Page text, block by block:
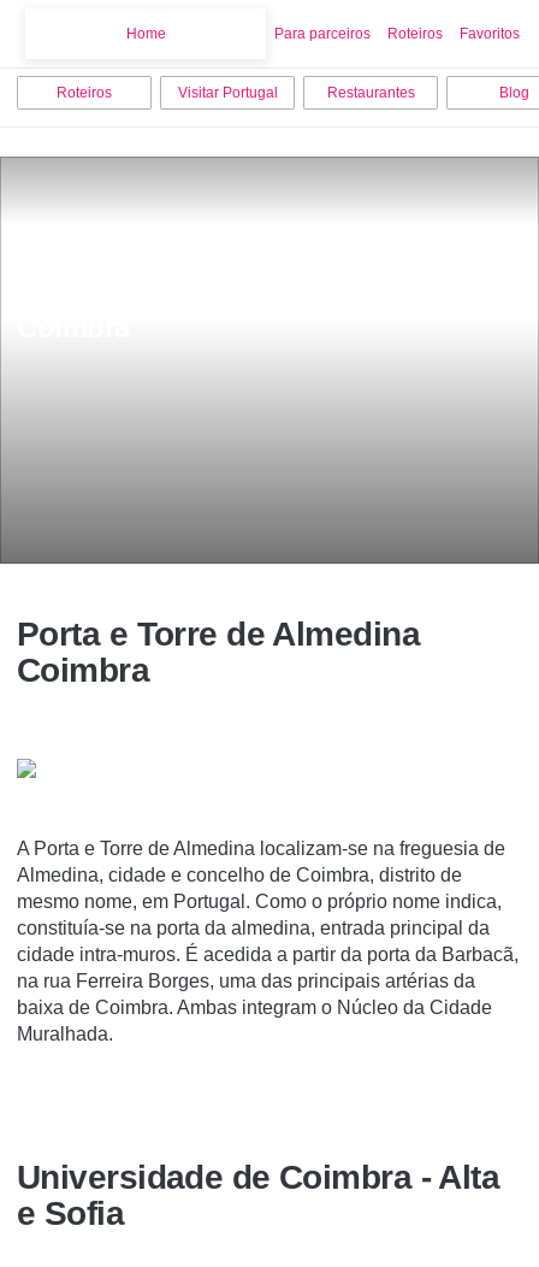
Home Para parceiros Roteiros Favoritos
Roteiros Visitar Portugal Restaurantes Blog
Porta e Torre de Almedina
Coimbra
A Porta e Torre de Almedina localizam-se na freguesia de
Almedina, cidade e concelho de Coimbra, distrito de
mesmo nome, em Portugal. Como o próprio nome indica,
constituí­a-se na porta da almedina, entrada principal da
cidade intra-muros. É acedida a partir da porta da Barbacã,
na rua Ferreira Borges, uma das principais artérias da
baixa de Coimbra. Ambas integram o Núcleo da Cidade
Muralhada.
Universidade de Coimbra - Alta
e Sofia